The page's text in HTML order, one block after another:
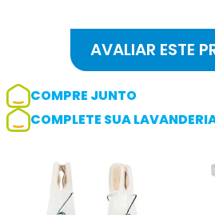
Adicionar avaliação
Avaliação
COMPRE JUNTO
COMPLETE SUA